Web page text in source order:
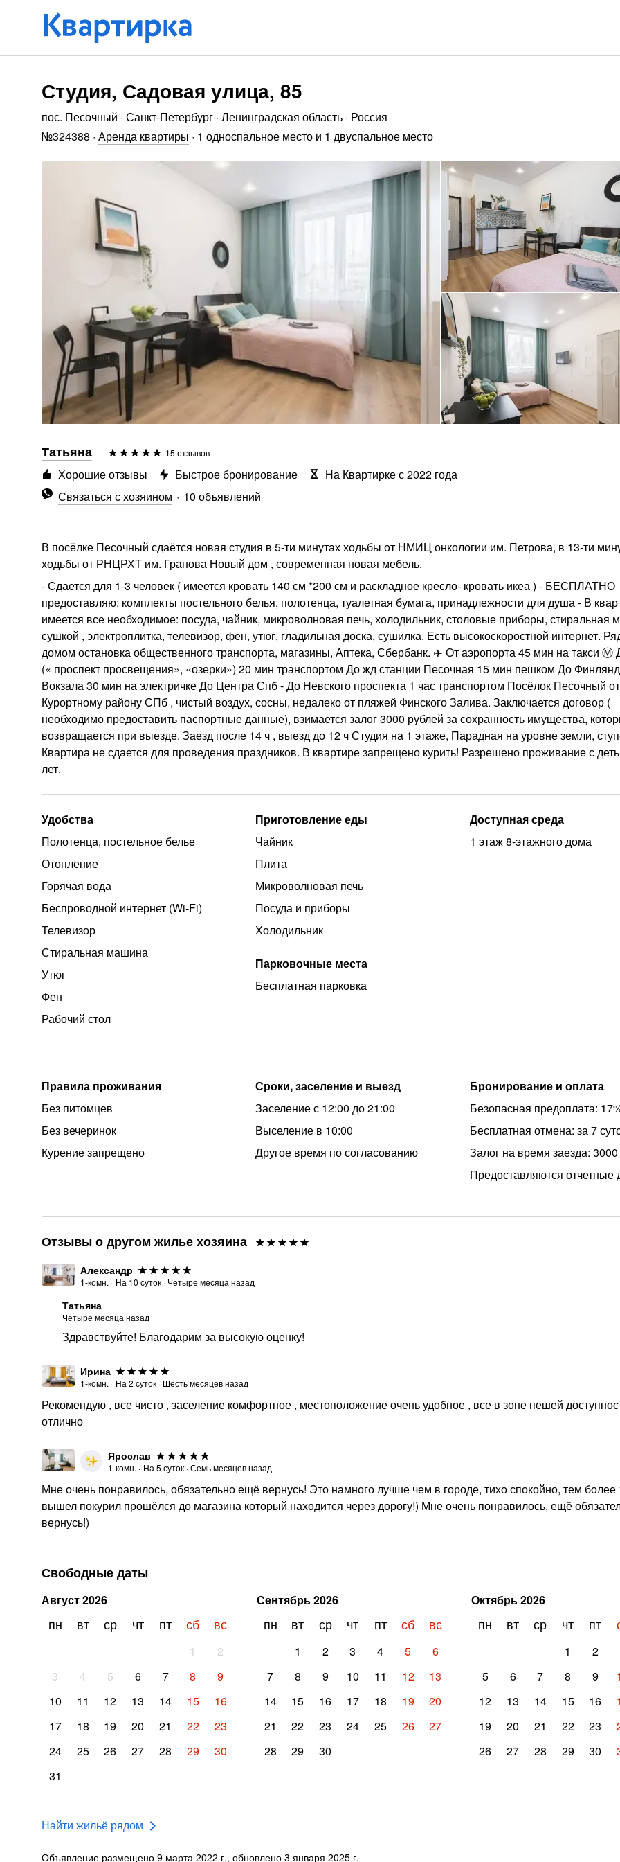
Студия, Садовая улица, 85
пос. Песочный · Санкт-Петербург · Ленинградская область · Россия
№324388 · Аренда квартиры · 1 односпальное место и 1 двуспальное место
Татьяна 15 отзывов
Связаться с хозяином 10 объявлений
Хорошие отзывы Быстрое бронирование На Квартирке с 2022 года
В посёлке Песочный сдаётся новая студия в 5-ти минутах ходьбы от НМИЦ онкологии им. Петрова, в 13-ти
ходьбы от РНЦРХТ им. Гранова Новый дом , современная новая мебель.
‍‍- Сдается для 1-3 человек ( имеется кровать 140 см *200 см и раскладное кресло- кровать икеа ) - БЕСПЛАТНО
предоставляю: комплекты постельного белья, полотенца, туалетная бумага, принадлежности для душа - В
имеется все необходимое: посуда, чайник, микроволновая печь, холодильник, столовые приборы, стиральная
сушкой , электроплитка, телевизор, фен, утюг, гладильная доска, сушилка. Есть высокоскоростной интернет.
домом остановка общественного транспорта, магазины, Аптека, Сбербанк. ✈️ От аэропорта 45 мин на такси Ⓜ️
(« проспект просвещения», «озерки») 20 мин транспортом До жд станции Песочная 15 мин пешком До
Вокзала 30 мин на электричке До Центра Спб - До Невского проспекта 1 час транспортом Посёлок Песочный
Курортному району СПб , чистый воздух, сосны, недалеко от пляжей Финского Залива. Заключается договор (
необходимо предоставить паспортные данные), взимается залог 3000 рублей за сохранность имущества,
возвращается при выезде. Заезд после 14 ч , выезд до 12 ч Студия на 1 этаже, Парадная на уровне земли,
Квартира не сдается для проведения праздников. В квартире запрещено курить! Разрешено проживание с
лет.
Удобства
Полотенца, постельное белье
Отопление
Горячая вода
Беспроводной интернет (Wi‑Fi)
Телевизор
Стиральная машина
Утюг
Фен
Рабочий стол
Приготовление еды
Чайник
Плита
Микроволновая печь
Посуда и приборы
Холодильник
Парковочные места
Бесплатная парковка
Доступная среда
1 этаж 8-этажного дома
Правила проживания
Без питомцев
Без вечеринок
Курение запрещено
Сроки, заселение и выезд
Заселение с 12:00 до 21:00
Выселение в 10:00
Другое время по согласованию
Бронирование и оплата
Безопасная предоплата:
Бесплатная отмена: за 7
Залог на время заезда:
Предоставляются отчетные
Свободные даты
Август2026
пн вт ср чт пт сб вс
1
2
3
4 5 6 7 8
9
10
11 12 13 14 15
16
17
18 19 20 21 22
23
24
25 26 27 28 29
30
31
Сентябрь2026
пн вт ср чт пт сб вс
1 2 3 4 5
6
7
8 9 10 11 12
13
14
15 16 17 18 19
20
21
22 23 24 25 26
27
28
29 30
Октябрь2026
пн вт ср чт пт
1 2
5
6 7 8 9
12
13 14 15 16
19
20 21 22 23
26
27 28 29 30
Отзывы о другом жилье хозяина
Александр
1-комн. · На 10 суток · Четыре месяца назад
Татьяна
Четыре месяца назад
Здравствуйте! Благодарим за высокую оценку!
Ирина
1-комн. · На 2 суток · Шесть месяцев назад
Рекомендую , все чисто , заселение комфортное , местоположение очень удобное , все в зоне пешей
отлично
Ярослав
1-комн. · На 5 суток ·Семь месяцев назад
Мне очень понравилось, обязательно ещё вернусь! Это намного лучше чем в городе, тихо спокойно, тем более
вышел покурил прошёлся до магазина который находится через дорогу!) Мне очень понравилось, ещё
вернусь!)
Найти жильё рядом
Объявление размещено 9 марта 2022 г., обновлено 3 января 2025 г.